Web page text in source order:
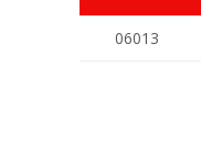
06013